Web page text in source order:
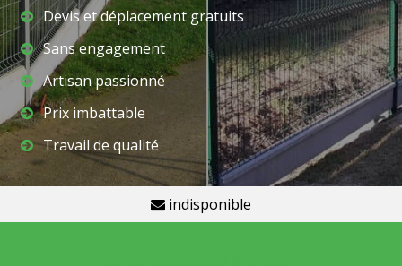
Devis et déplacement gratuits
Sans engagement
Artisan passionné
Prix imbattable
Travail de qualité
indisponible